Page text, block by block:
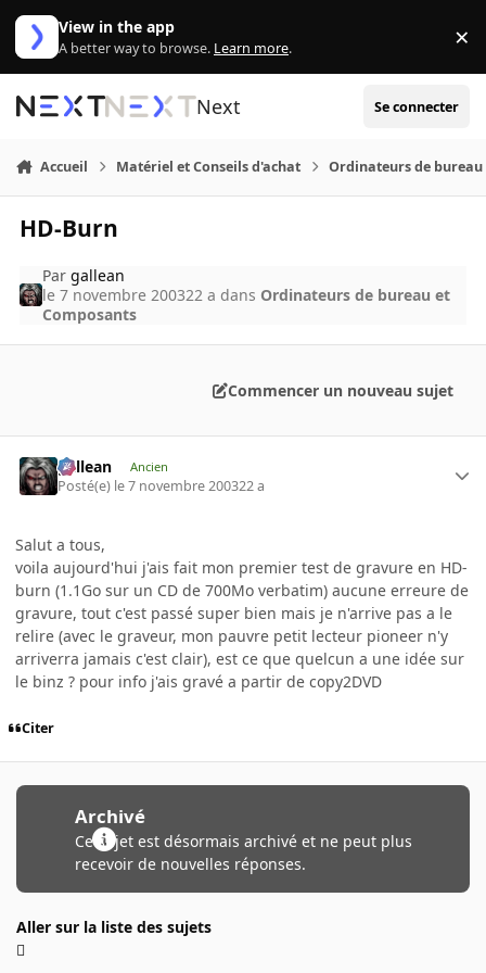
Aller au contenu
View in the app
A better way to browse. Learn more. ×
Next Se connecter
Accueil Matériel et Conseils d'achat Ordinateurs de bureau
HD-Burn
Pargallean
le 7 novembre 200322 a dans Ordinateurs de bureau et
Composants
Commencer un nouveau sujet
gallean Ancien
Posté(e) le 7 novembre 200322 a
Salut a tous,
voila aujourd'hui j'ais fait mon premier test de gravure en HD-
burn (1.1Go sur un CD de 700Mo verbatim) aucune erreure de
gravure, tout c'est passé super bien mais je n'arrive pas a le
relire (avec le graveur, mon pauvre petit lecteur pioneer n'y
arriverra jamais c'est clair), est ce que quelcun a une idée sur
le binz ? pour info j'ais gravé a partir de copy2DVD
Citer
Archivé
Ce sujet est désormais archivé et ne peut plus
recevoir de nouvelles réponses.
Aller sur la liste des sujets